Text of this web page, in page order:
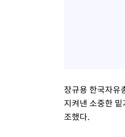
장규용 한국자유
지켜낸 소중한
조했다.